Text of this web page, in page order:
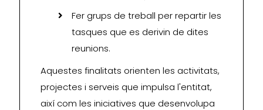
Fer grups de treball per repartir les
tasques que es derivin de dites
reunions.
Aquestes finalitats orienten les activitats,
projectes i serveis que impulsa l'entitat,
així com les iniciatives que desenvolupa